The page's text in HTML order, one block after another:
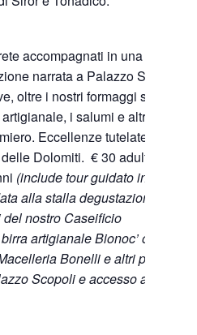
accompagnati in una
narrata a Palazzo Scopoli
oltre i nostri formaggi saranno
i salumi e altri
Eccellenze tutelate dalla
Dolomiti. € 30 adulti, € 18
(include tour guidato in
alla stalla degustazione
nostro Caseificio
artigianale Bionoc’ o succo
Bonelli e altri prodotti
Scopoli e accesso alle sue